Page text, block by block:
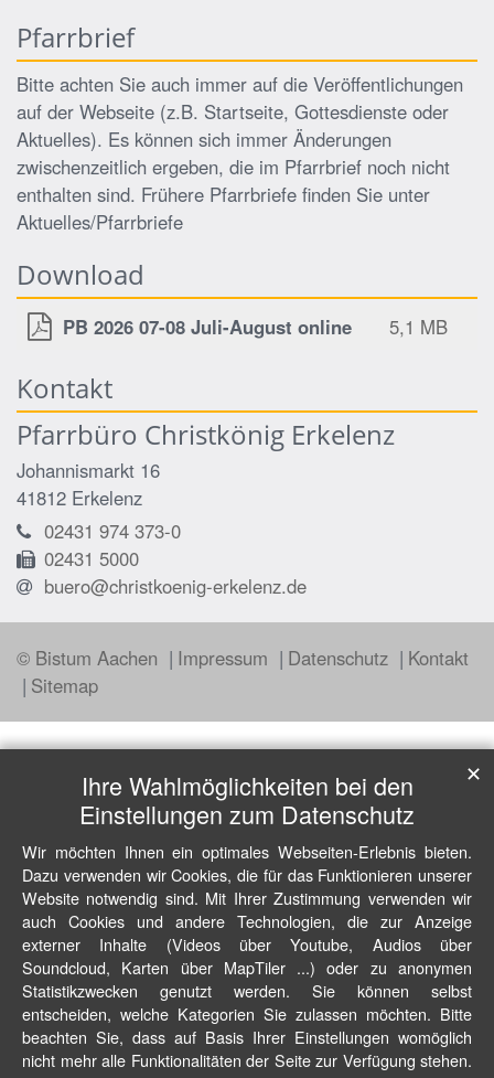
Pfarrbrief
Bitte achten Sie auch immer auf die Veröffentlichungen
auf der Webseite (z.B. Startseite, Gottesdienste oder
Aktuelles). Es können sich immer Änderungen
zwischenzeitlich ergeben, die im Pfarrbrief noch nicht
enthalten sind. Frühere Pfarrbriefe finden Sie unter
Aktuelles/Pfarrbriefe
Download
PB 2026 07-08 Juli-August online 5,1 MB
Kontakt
Pfarrbüro Christkönig Erkelenz
Johannismarkt 16
41812 Erkelenz
02431 974 373-0
02431 5000
buero@christkoenig-erkelenz.de
© Bistum Aachen Impressum Datenschutz
Kontakt
Sitemap
Ihre Wahlmöglichkeiten bei den
Einstellungen zum Datenschutz
Wir möchten Ihnen ein optimales Webseiten-Erlebnis bieten.
Dazu verwenden wir Cookies, die für das Funktionieren unserer
Website notwendig sind. Mit Ihrer Zustimmung verwenden wir
auch Cookies und andere Technologien, die zur Anzeige
externer Inhalte (Videos über Youtube, Audios über
Soundcloud, Karten über MapTiler ...) oder zu anonymen
Statistikzwecken genutzt werden. Sie können selbst
entscheiden, welche Kategorien Sie zulassen möchten. Bitte
beachten Sie, dass auf Basis Ihrer Einstellungen womöglich
nicht mehr alle Funktionalitäten der Seite zur Verfügung stehen.
✕